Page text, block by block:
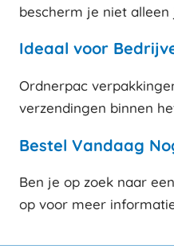
bescherm je niet
Ideaal voor
Ordnerpac
verzendingen binnen
Bestel Vandaag
Ben je op zoek naar
op voor meer